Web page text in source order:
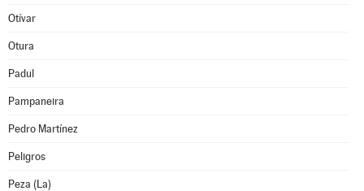
Otívar
Otura
Padul
Pampaneira
Pedro Martínez
Peligros
Peza (La)